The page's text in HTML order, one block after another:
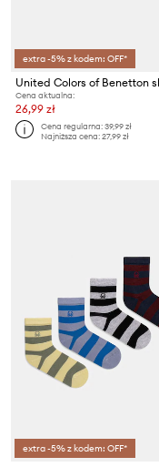
extra -5% z kodem: OFF*
Cena aktualna:
26,99 zł
Cena regularna:39,99 zł
Najniższa cena:27,99 zł
extra -5% z kodem: OFF*